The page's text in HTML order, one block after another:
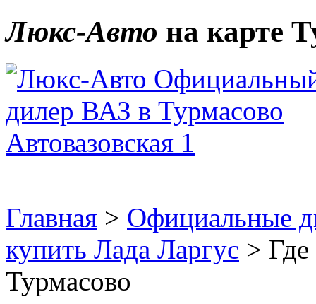
Люкс-Авто на карте
Главная > Официальные
купить Лада Ларгус >
Турмасово